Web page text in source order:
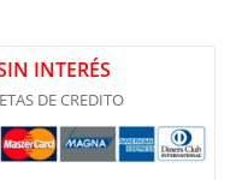
INTERÉS
DE CREDITO